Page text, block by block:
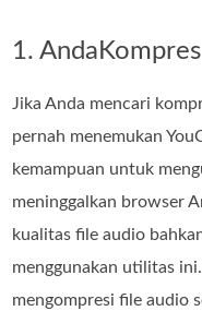
1. AndaKompres
Jika Anda mencari
pernah menemukan
kemampuan untuk
meninggalkan browser
kualitas file audio
menggunakan utilitas
mengompresi file audio